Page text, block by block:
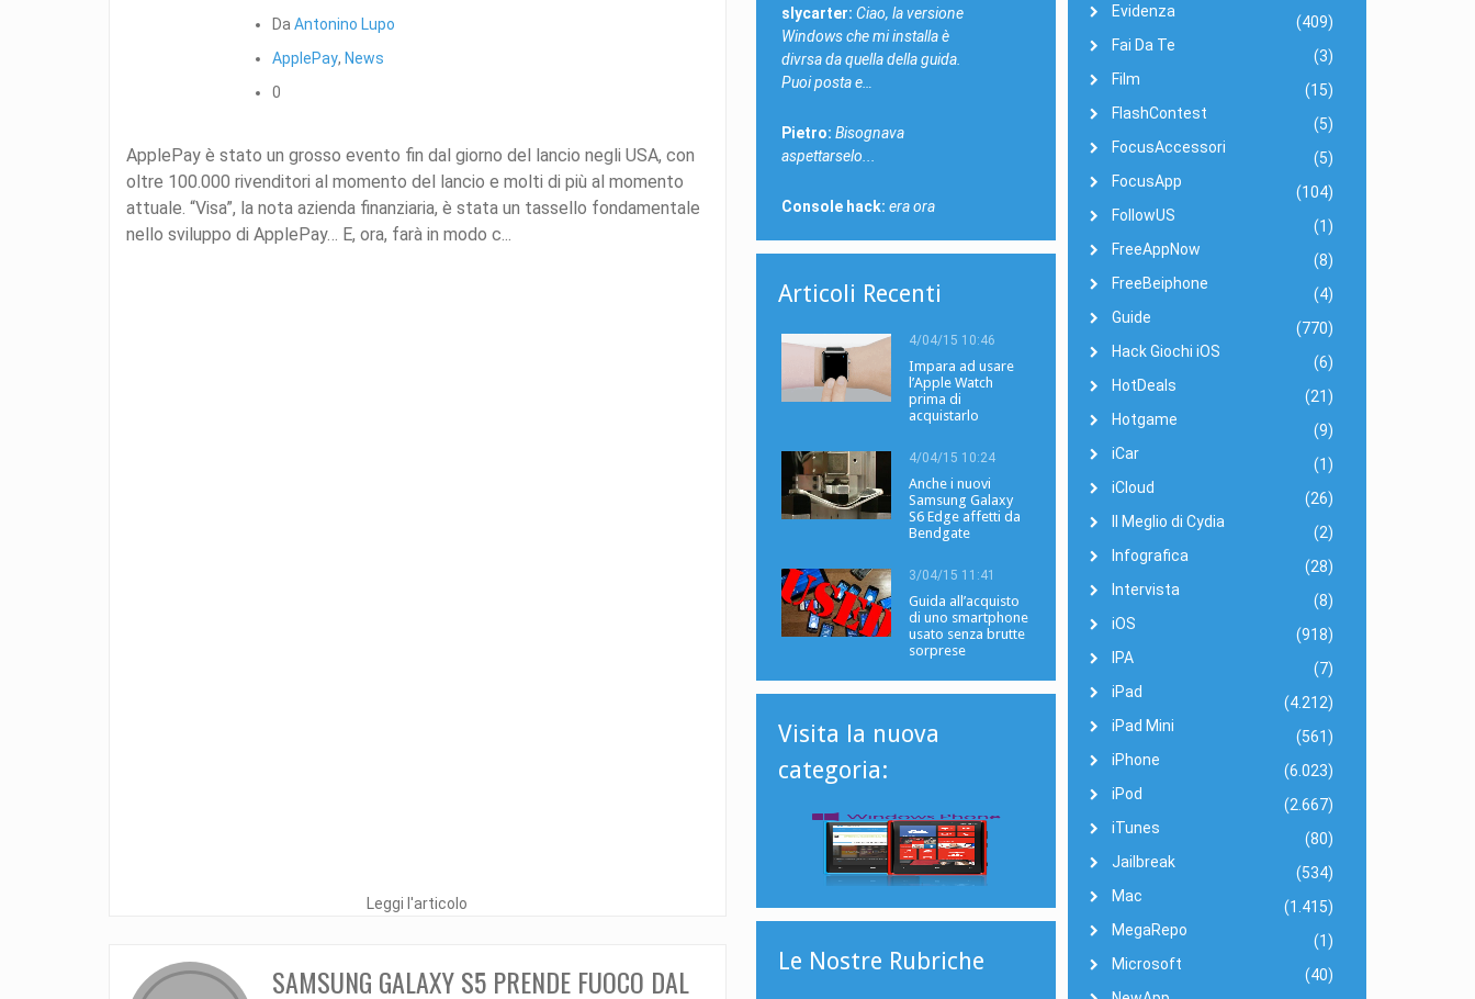
DaAntonino Lupo
ApplePay, News
0
ApplePay è stato un grosso evento fin dal giorno del lancio negli USA, con
oltre 100.000 rivenditori al momento del lancio e molti di più al momento
attuale. “Visa”, la nota azienda finanziaria, è stata un tassello fondamentale
nello sviluppo di ApplePay… E, ora, farà in modo c...
Leggi l'articolo
SAMSUNG GALAXY S5 PRENDE FUOCO DAL
slycarter: Ciao, la versione
Windows che mi installa è
divrsa da quella della guida.
Puoi posta e…
Pietro: Bisognava
aspettarselo...
Console hack: era ora
Articoli Recenti
4/04/15 10:46
Impara ad usare
l’Apple Watch
prima di
acquistarlo
4/04/15 10:24
Anche i nuovi
Samsung Galaxy
S6 Edge affetti da
Bendgate
3/04/15 11:41
Guida all’acquisto
di uno smartphone
usato senza brutte
sorprese
Visita la nuova
categoria:
Le Nostre Rubriche
Evidenza
(409)
Fai Da Te
(3)
Film
(15)
FlashContest
(5)
FocusAccessori
(5)
FocusApp
(104)
FollowUS
(1)
FreeAppNow
(8)
FreeBeiphone
(4)
Guide
(770)
Hack Giochi iOS
(6)
HotDeals
(21)
Hotgame
(9)
iCar
(1)
iCloud
(26)
Il Meglio di Cydia
(2)
Infografica
(28)
Intervista
(8)
iOS
(918)
IPA
(7)
iPad
(4.212)
iPad Mini
(561)
iPhone
(6.023)
iPod
(2.667)
iTunes
(80)
Jailbreak
(534)
Mac
(1.415)
MegaRepo
(1)
Microsoft
(40)